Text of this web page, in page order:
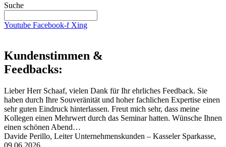
Suche
Youtube Facebook-f Xing
Kundenstimmen &
Feedbacks:
Lieber Herr Schaaf, vielen Dank für Ihr ehrliches Feedback. Sie
haben durch Ihre Souveränität und hoher fachlichen Expertise einen
sehr guten Eindruck hinterlassen. Freut mich sehr, dass meine
Kollegen einen Mehrwert durch das Seminar hatten. Wünsche Ihnen
einen schönen Abend…
Davide Perillo, Leiter Unternehmenskunden – Kasseler Sparkasse,
09.06.2026